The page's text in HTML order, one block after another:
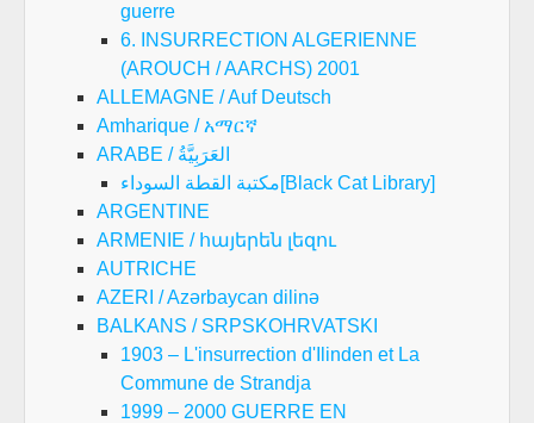
guerre
6. INSURRECTION ALGERIENNE
(AROUCH / AARCHS) 2001
ALLEMAGNE / Auf Deutsch
Amharique / አማርኛ
ARABE / العَرَبِيَّةُ
مكتبة القطة السوداء[Black Cat Library]
ARGENTINE
ARMENIE / հայերեն լեզու
AUTRICHE
AZERI / Azərbaycan dilinə
BALKANS / SRPSKOHRVATSKI
1903 – L'insurrection d'Ilinden et La
Commune de Strandja
1999 – 2000 GUERRE EN